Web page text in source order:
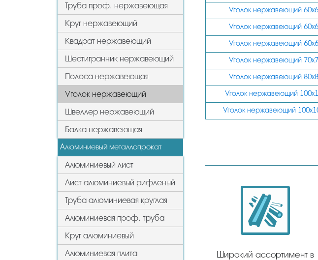
Труба проф. нержавеющая
Круг нержавеющий
Квадрат нержавеющий
Шестигранник нержавеющий
Полоса нержавеющая
Уголок нержавеющий
Швеллер нержавеющий
Балка нержавеющая
Алюминиевый металлопрокат
Алюминиевый лист
Лист алюминиевый рифленый
Труба алюминиевая круглая
Алюминиевая проф. труба
Круг алюминиевый
Алюминиевая плита
Уголок нержавеющий
Уголок нержавеющий
Уголок нержавеющий
Уголок нержавеющий
Уголок нержавеющий
Уголок нержавеющий
Уголок нержавеющий
Широкий ассортимент в